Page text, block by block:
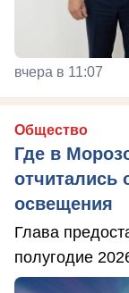
вчера в 11:07
Общество
Где в
отчитались
освещения
Глава
полугодие